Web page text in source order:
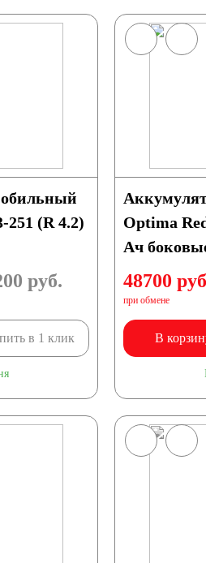
251 (R 4.2)
руб.
в 1 клик
Optima
Ач
48700
при обмене
В